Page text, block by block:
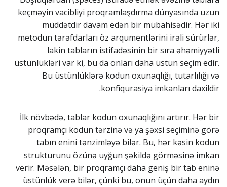
keçməyin vacibliyi proqramlaşdırma dünyasında uzun
müddətdir davam edən bir mübahisədir. Hər iki
metodun tərəfdarları öz arqumentlərini irəli sürürlər,
lakin tabların istifadəsinin bir sıra əhəmiyyətli
üstünlükləri var ki, bu da onları daha üstün seçim edir.
Bu üstünlüklərə kodun oxunaqlığı, tutarlılığı və
konfiqurasiya imkanları daxildir.
İlk növbədə, tablar kodun oxunaqlığını artırır. Hər bir
proqramçı kodun tərzinə və ya şəxsi seçiminə görə
tabın enini tənzimləyə bilər. Bu, hər kəsin kodun
strukturunu özünə uyğun şəkildə görməsinə imkan
verir. Məsələn, bir proqramçı daha geniş bir tab eninə
üstünlük verə bilər, çünki bu, onun üçün daha aydın